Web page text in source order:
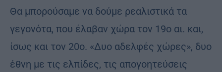
Θα μπορούσαμε να δούμε ρεαλιστικά τα
γεγονότα, που έλαβαν χώρα τον 19ο αι. και,
ίσως και τον 20ο. «Δυο αδελφές χώρες», δυο
έθνη με τις ελπίδες, τις απογοητεύσεις